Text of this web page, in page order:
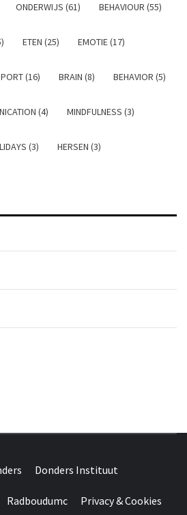
ONDERWIJS (61) BEHAVIOUR (55)
ETEN (25) EMOTIE (17)
(16) BRAIN (8) BEHAVIOR (5)
(4) MINDFULNESS (3)
(3) HERSEN (3)
WONDERS
Donders Instituut
Radboudumc Privacy & Cookies